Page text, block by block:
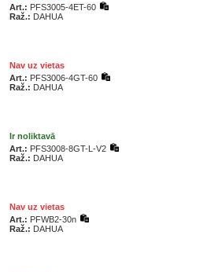
Art.: PFS3005-4ET-60
Raž.: DAHUA
Nav uz vietas
Art.: PFS3006-4GT-60
Raž.: DAHUA
Ir noliktavā
Art.: PFS3008-8GT-L-V2
Raž.: DAHUA
Nav uz vietas
Art.: PFWB2-30n
Raž.: DAHUA